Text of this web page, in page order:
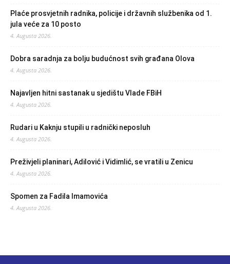
Plaće prosvjetnih radnika, policije i državnih službenika od 1.
jula veće za 10 posto
4. Augusta 2026.
Dobra saradnja za bolju budućnost svih građana Olova
4. Augusta 2026.
Najavljen hitni sastanak u sjedištu Vlade FBiH
4. Augusta 2026.
Rudari u Kaknju stupili u radnički neposluh
4. Augusta 2026.
Preživjeli planinari, Adilović i Vidimlić, se vratili u Zenicu
4. Augusta 2026.
Spomen za Fadila Imamovića
4. Augusta 2026.